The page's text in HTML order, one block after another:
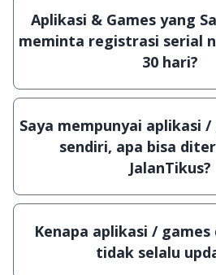
3 jenis Antivirus (Kaspersky,
menerbitkan suatu aplikasi
bisa dijamin 100%
Aplikasi & Games yang
meminta registrasi serial
30 hari?
Meskipun dibagikan
beberapa aplikasi & games
Shareware, dalam arti
dalam jangka waktu
menggunakannya kamu
aslinya.
Saya mempunyai aplikasi
sendiri, apa bisa
JalanTikus?
Tentu saja bisa.
info@jalantikus.comdengan
Aplikasi/Games, Deskripsi
instalasi / (APK)
Kenapa aplikasi / games
tidak selalu